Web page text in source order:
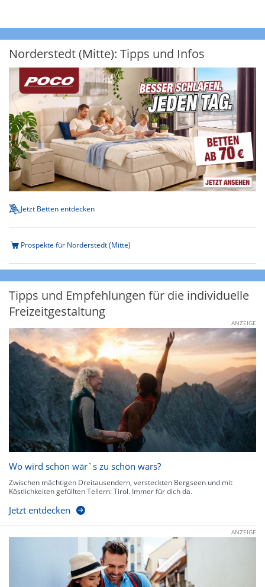
Norderstedt (Mitte): Tipps und Infos
Jetzt Betten entdecken
Prospekte für Norderstedt (Mitte)
Tipps und Empfehlungen für die individuelle
Freizeitgestaltung
ANZEIGE
Wo wird schön wär`s zu schön wars?
Zwischen mächtigen Dreitausendern, versteckten Bergseen und mit
Köstlichkeiten gefüllten Tellern: Tirol. Immer für dich da.
Jetzt entdecken
ANZEIGE